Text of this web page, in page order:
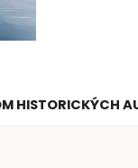
HISTORICKÝCH